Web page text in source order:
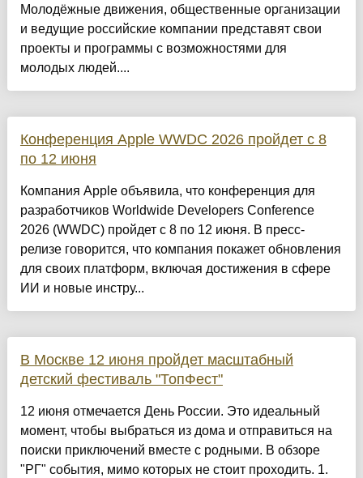
Молодёжные движения, общественные организации
и ведущие российские компании представят свои
проекты и программы с возможностями для
молодых людей....
Конференция Apple WWDC 2026 пройдет с 8
по 12 июня
Компания Apple объявила, что конференция для
разработчиков Worldwide Developers Conference
2026 (WWDC) пройдет с 8 по 12 июня. В пресс-
релизе говорится, что компания покажет обновления
для своих платформ, включая достижения в сфере
ИИ и новые инстру...
В Москве 12 июня пройдет масштабный
детский фестиваль "ТопФест"
12 июня отмечается День России. Это идеальный
момент, чтобы выбраться из дома и отправиться на
поиски приключений вместе с родными. В обзоре
"РГ" события, мимо которых не стоит проходить. 1.